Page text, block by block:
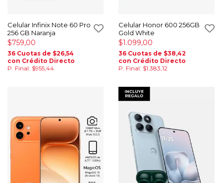
Celular Infinix Note 60 Pro
256 GB Naranja
$759,00
36 Cuotas de $26,54
con Crédito Directo
P. Final: $955,44
Celular Honor 600 256GB
Gold White
$1.099,00
36 Cuotas de $38,42
con Crédito Directo
P. Final: $1.383,12